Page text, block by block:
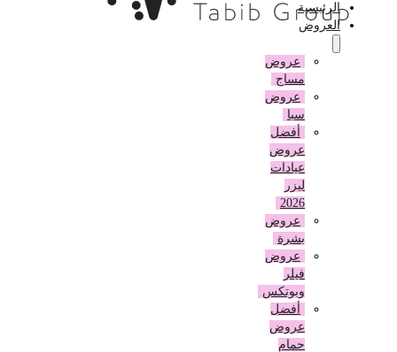
الرئيسية
العروض
عروض
مساج
عروض
أفضل
عروض
عيادات
عروض
بشرة
عروض
وبوتكس
أفضل
عروض
حمام